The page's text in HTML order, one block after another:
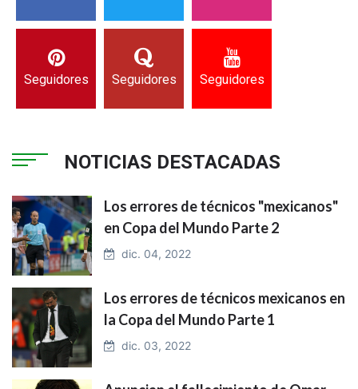
Seguidores Seguidores Seguidores
NOTICIAS DESTACADAS
Los errores de técnicos "mexicanos"
en Copa del Mundo Parte 2
dic. 04, 2022
Los errores de técnicos mexicanos en
la Copa del Mundo Parte 1
dic. 03, 2022